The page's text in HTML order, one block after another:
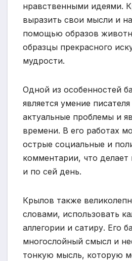
нравственными идеями.
выразить свои мысли и
помощью образов
образцы прекрасного
мудрости.
Одной из особенностей
является умение
актуальные проблемы и
времени. В его работах
острые социальные и
комментарии, что делает
и по сей день.
Крылов также
словами, использовать
аллегории и сатиру. Его
многослойный смысл и
тонкую мысль, которую